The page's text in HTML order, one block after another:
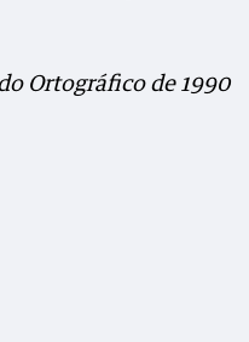
Ortográfico de 1990